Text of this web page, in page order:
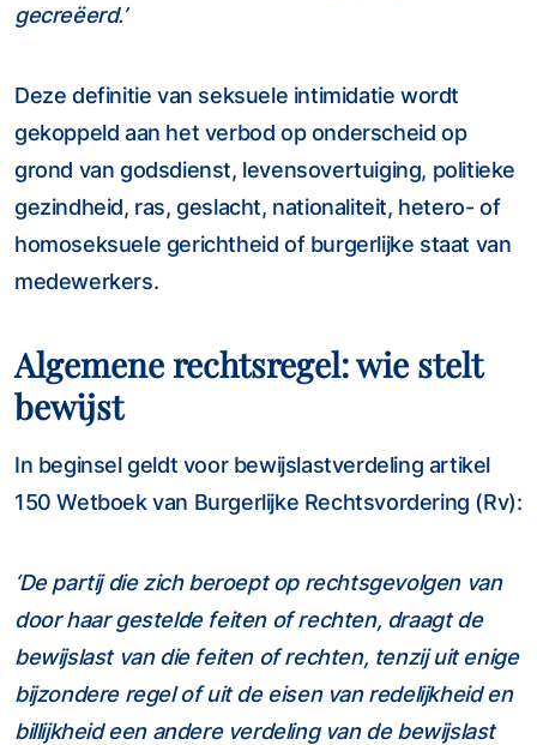
gecreëerd.’
Deze definitie van seksuele intimidatie wordt
gekoppeld aan het verbod op onderscheid op
grond van godsdienst, levensovertuiging, politieke
gezindheid, ras, geslacht, nationaliteit, hetero- of
homoseksuele gerichtheid of burgerlijke staat van
medewerkers.
Algemene rechtsregel: wie stelt
bewijst
In beginsel geldt voor bewijslastverdeling artikel
150 Wetboek van Burgerlijke Rechtsvordering (Rv):
‘De partij die zich beroept op rechtsgevolgen van
door haar gestelde feiten of rechten, draagt de
bewijslast van die feiten of rechten, tenzij uit enige
bijzondere regel of uit de eisen van redelijkheid en
billijkheid een andere verdeling van de bewijslast